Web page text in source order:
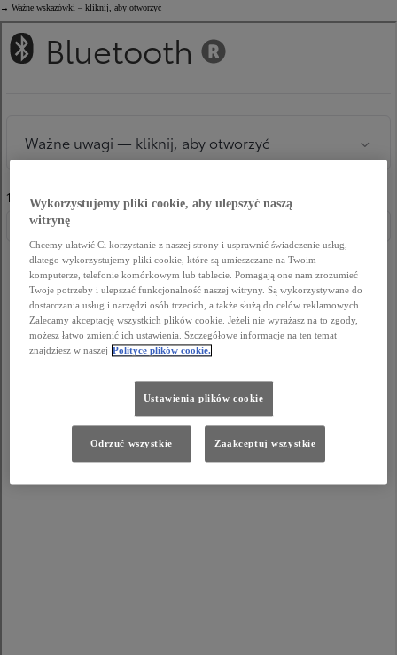
→ Ważne wskazówki – kliknij, aby otworzyć
Wykorzystujemy pliki cookie, aby ulepszyć naszą
witrynę
Chcemy ułatwić Ci korzystanie z naszej strony i usprawnić świadczenie usług,
dlatego wykorzystujemy pliki cookie, które są umieszczane na Twoim
komputerze, telefonie komórkowym lub tablecie. Pomagają one nam zrozumieć
Twoje potrzeby i ulepszać funkcjonalność naszej witryny. Są wykorzystywane do
dostarczania usług i narzędzi osób trzecich, a także służą do celów reklamowych.
Zalecamy akceptację wszystkich plików cookie. Jeżeli nie wyrażasz na to zgody,
możesz łatwo zmienić ich ustawienia. Szczegółowe informacje na ten temat
znajdziesz w naszej Polityce plików cookie.
Ustawienia plików cookie
Odrzuć wszystkie Zaakceptuj wszystkie